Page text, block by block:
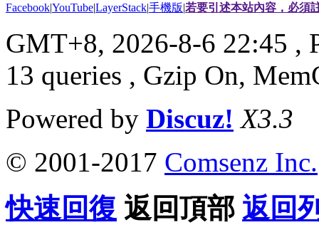
Facebook|YouTube|LayerStack|手機版|若要引述本站內容，必須
GMT+8, 2026-8-6 22:45 ,
13 queries , Gzip On,
Powered by Discuz! X3.3
© 2001-2017 Comsenz Inc.
快速回復 返回頂部 返回